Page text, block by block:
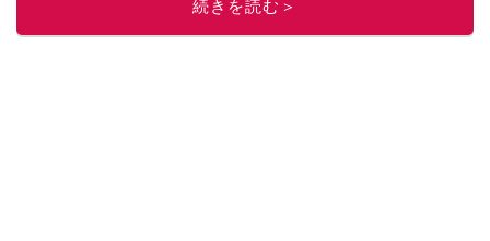
続きを読む＞